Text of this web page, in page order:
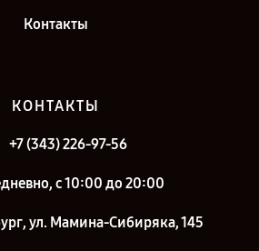
Контакты
КОНТАКТЫ
+7 (343) 226-97-56
с 10:00 до 20:00
ул. Мамина-Сибиряка, 145